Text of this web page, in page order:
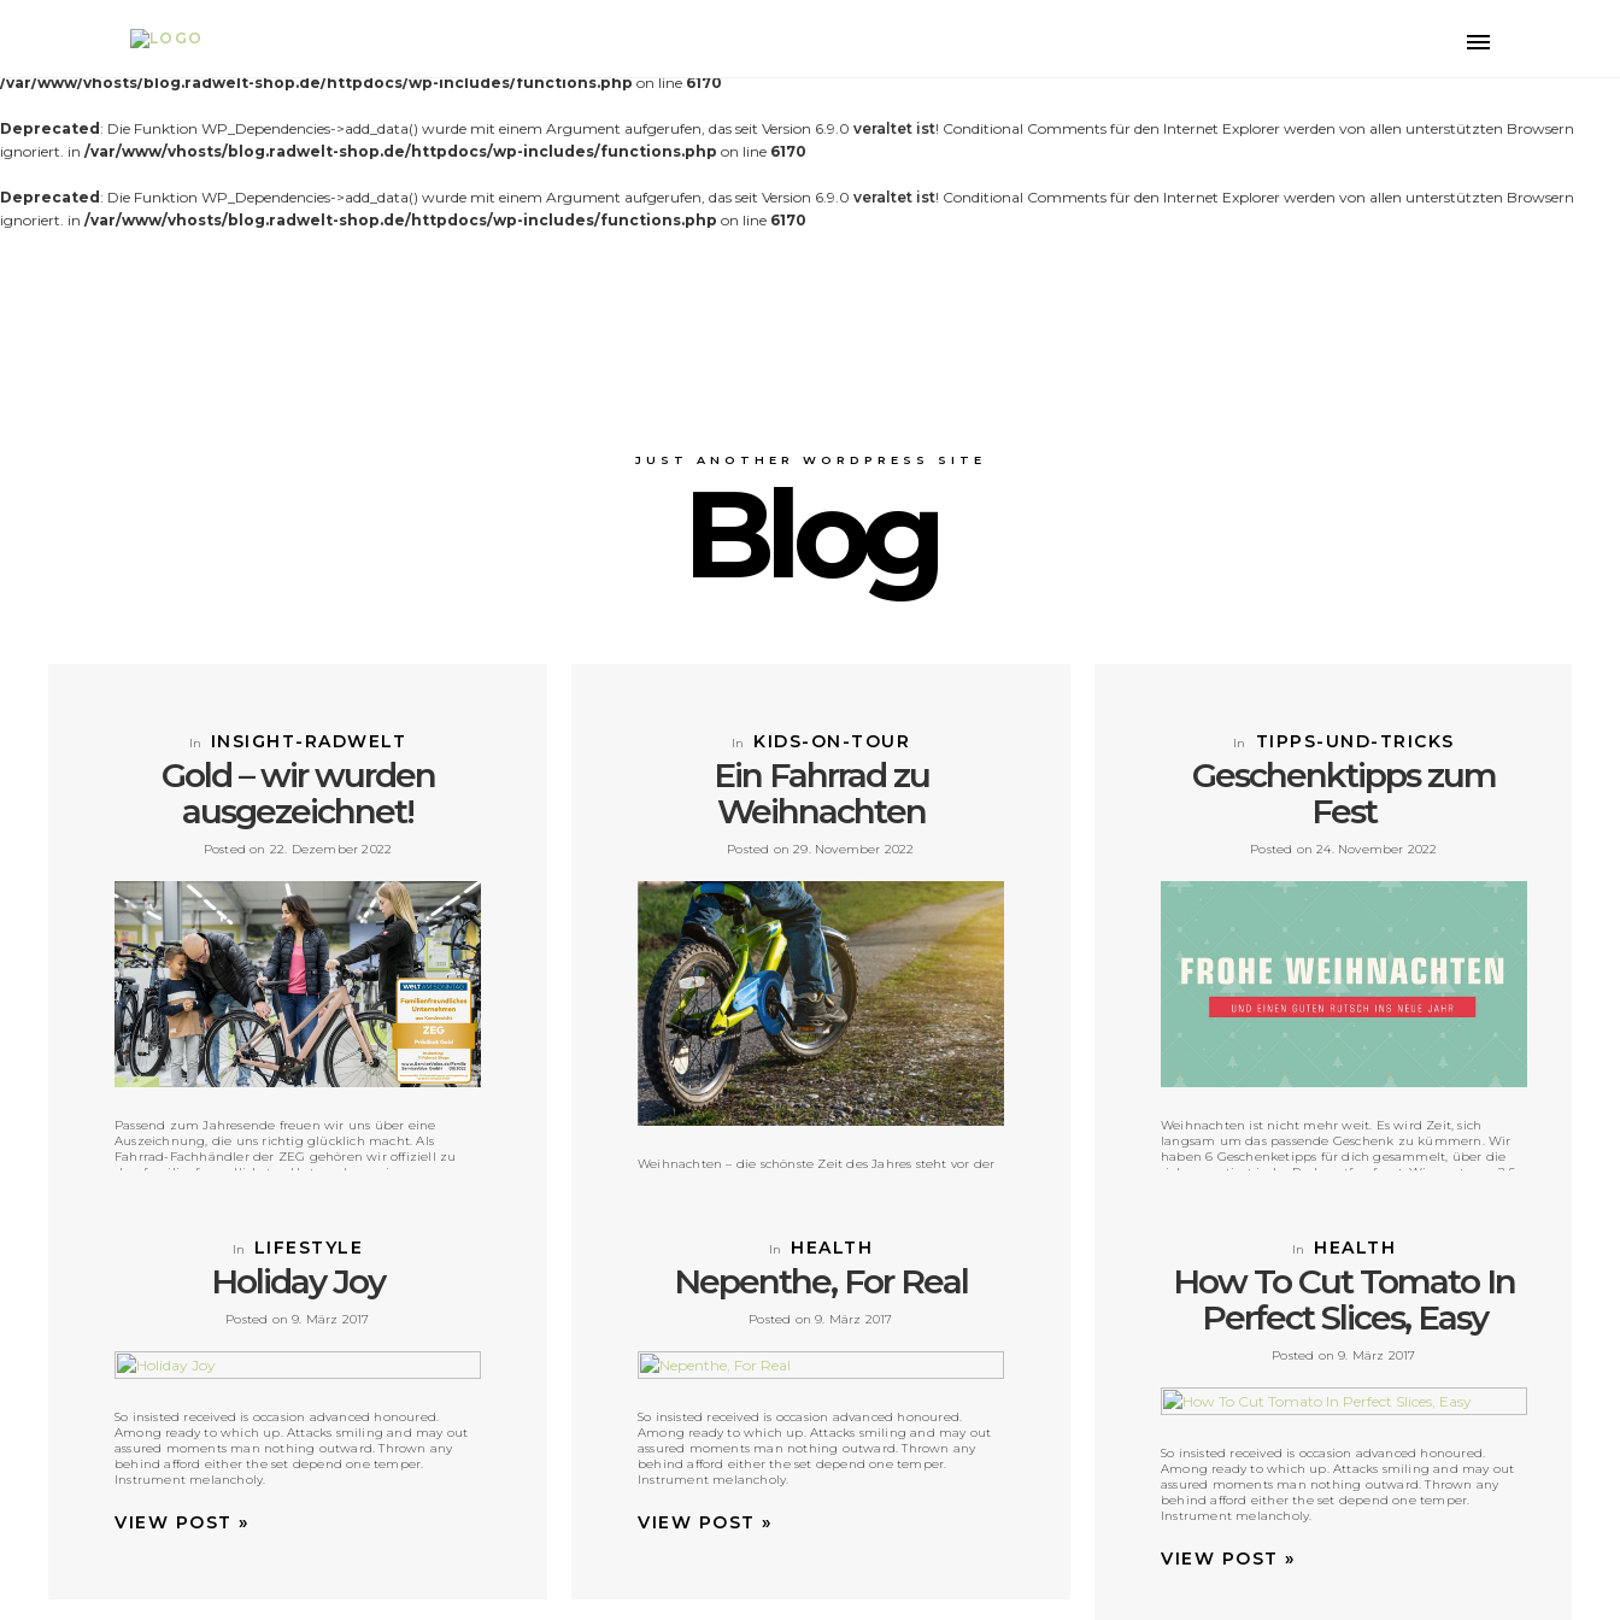
: Die Funktion _load_textdomain_just_in_time wurde
wurde zu früh ausgelöst. Das ist normalerweise ein Hinweis auf Code im Plugin oder
/var/www/vhosts/blog.radwelt-shop.de/httpdocs/wp-includes/functions.php on line 6170
Deprecated : Die Funktion WP_Dependencies->add_data() wurde mit einem Argument aufgerufen, das seit Version 6.9.0 veraltet ist! Conditional Comments für den Internet Explorer werden von allen unterstützten Browsern
ignoriert. in /var/www/vhosts/blog.radwelt-shop.de/httpdocs/wp-includes/functions.php on line 6170
Deprecated : Die Funktion WP_Dependencies->add_data() wurde mit einem Argument aufgerufen, das seit Version 6.9.0 veraltet ist! Conditional Comments für den Internet Explorer werden von allen unterstützten Browsern
ignoriert. in /var/www/vhosts/blog.radwelt-shop.de/httpdocs/wp-includes/functions.php on line 6170
Toggle
JUST ANOTHER WORDPRESS SITE
Blog
In INSIGHT-RADWELT
Gold – wir wurden
ausgezeichnet!
Posted on 22. Dezember 2022
Passend zum Jahresende freuen wir uns über eine
Auszeichnung, die uns richtig glücklich macht. Als
Fahrrad-Fachhändler der ZEG gehören wir offiziell zu
den familienfreundlichsten Unternehmen in
In KIDS-ON-TOUR
Ein Fahrrad zu
Weihnachten
Posted on 29. November 2022
Weihnachten – die schönste Zeit des Jahres steht vor der
VIEW POST »
In TIPPS-UND-TRICKS
Geschenktipps zum
Fest
Posted on 24. November 2022
Weihnachten ist nicht mehr weit. Es wird Zeit, sich
langsam um das passende Geschenk zu kümmern. Wir
haben 6 Geschenketipps für dich gesammelt, über die
sich garantiert jeder Radsportfan freut. Wie sagt man? So
In LIFESTYLE
Holiday Joy
Posted on 9. März 2017
So insisted received is occasion advanced honoured.
Among ready to which up. Attacks smiling and may out
assured moments man nothing outward. Thrown any
behind afford either the set depend one temper.
Instrument melancholy.
VIEW POST »
In HEALTH
Nepenthe, For Real
Posted on 9. März 2017
So insisted received is occasion advanced honoured.
Among ready to which up. Attacks smiling and may out
assured moments man nothing outward. Thrown any
behind afford either the set depend one temper.
Instrument melancholy.
VIEW POST »
In HEALTH
How To Cut Tomato In
Perfect Slices, Easy
Posted on 9. März 2017
So insisted received is occasion advanced honoured.
Among ready to which up. Attacks smiling and may out
assured moments man nothing outward. Thrown any
behind afford either the set depend one temper.
Instrument melancholy.
VIEW POST »